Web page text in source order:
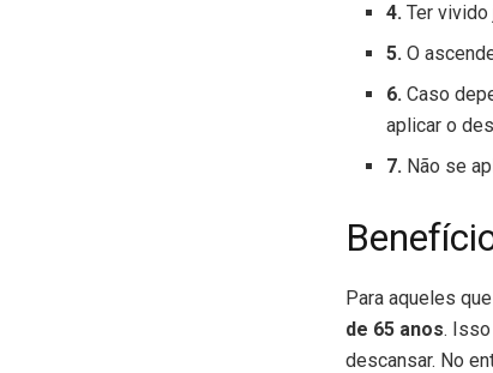
4.Ter vivido
5.O
6.Caso
aplicar o
7. Não se
Para aqueles
de 65 anos.
descansar. No